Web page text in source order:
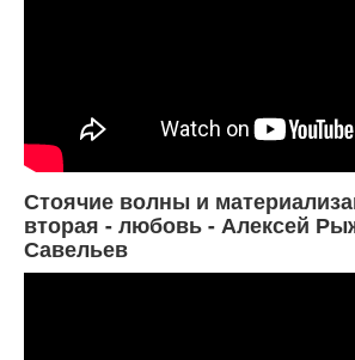
Стоячие волны и
вторая - любовь - Алексей
Савельев